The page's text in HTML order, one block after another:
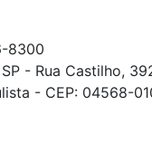
8300
- Rua Castilho,
- CEP: 04568-